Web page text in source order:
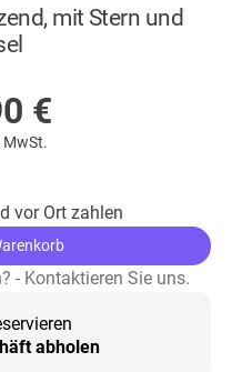
mit Stern und
€
MwSt.
vor Ort zahlen
- Kontaktieren Sie uns.
abholen